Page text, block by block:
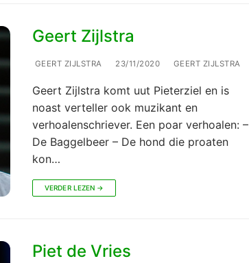
Geert Zijlstra
GEERT ZIJLSTRA 23/11/2020 GEERT ZIJLSTRA
Geert Zijlstra komt uut Pieterziel en is
noast verteller ook muzikant en
verhoalenschriever. Een poar verhoalen: –
De Baggelbeer – De hond die proaten
kon…
VERDER LEZEN →
Piet de Vries